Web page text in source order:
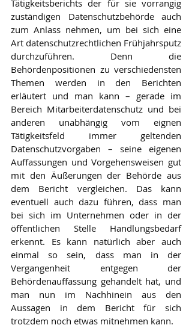
Tätigkeitsberichts der für sie vorrangig
zuständigen Datenschutzbehörde auch
zum Anlass nehmen, um bei sich eine
Art datenschutzrechtlichen Frühjahrsputz
durchzuführen. Denn die
Behördenpositionen zu verschiedensten
Themen werden in den Berichten
erläutert und man kann – gerade im
Bereich Mitarbeiterdatenschutz und bei
anderen unabhängig vom eignen
Tätigkeitsfeld immer geltenden
Datenschutzvorgaben – seine eigenen
Auffassungen und Vorgehensweisen gut
mit den Äußerungen der Behörde aus
dem Bericht vergleichen. Das kann
eventuell auch dazu führen, dass man
bei sich im Unternehmen oder in der
öffentlichen Stelle Handlungsbedarf
erkennt. Es kann natürlich aber auch
einmal so sein, dass man in der
Vergangenheit entgegen der
Behördenauffassung gehandelt hat, und
man nun im Nachhinein aus den
Aussagen in dem Bericht für sich
trotzdem noch etwas mitnehmen kann.